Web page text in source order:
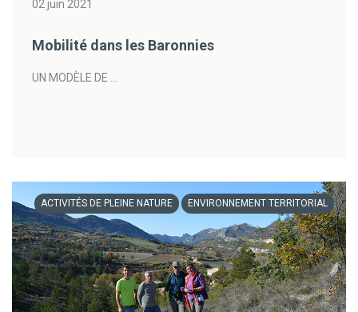
02 juin 2021
Mobilité dans les Baronnies
UN MODÈLE DE ...
ACTIVITÉS DE PLEINE NATURE ENVIRONNEMENT TERRITORIAL